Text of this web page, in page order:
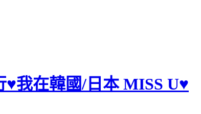
我在韓國/日本 MISS U♥